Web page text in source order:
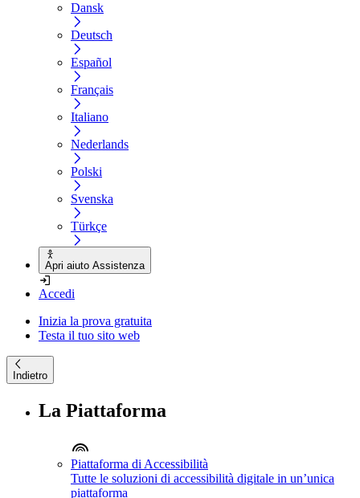
Dansk
Deutsch
Español
Français
Italiano
Nederlands
Polski
Svenska
Türkçe
Apri aiuto Assistenza
Accedi
Inizia la prova gratuita
Testa il tuo sito web
Indietro
La Piattaforma
Piattaforma di Accessibilità
Tutte le soluzioni di accessibilità digitale in un’unica
piattaforma